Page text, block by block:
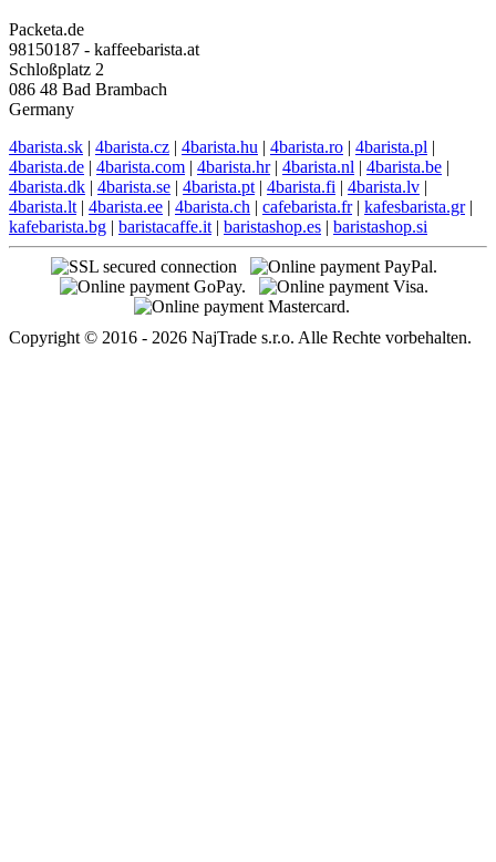
Packeta.de
98150187 - kaffeebarista.at
Schloßplatz 2
086 48 Bad Brambach
Germany
4barista.sk | 4barista.cz | 4barista.hu | 4barista.ro | 4barista.pl |
4barista.de | 4barista.com | 4barista.hr| 4barista.nl | 4barista.be |
4barista.dk | 4barista.se | 4barista.pt | 4barista.fi | 4barista.lv |
4barista.lt | 4barista.ee | 4barista.ch | cafebarista.fr| kafesbarista.gr|
kafebarista.bg | baristacaffe.it | baristashop.es | baristashop.si
Copyright © 2016 - 2026 NajTrade s.r.o. Alle Rechte vorbehalten.